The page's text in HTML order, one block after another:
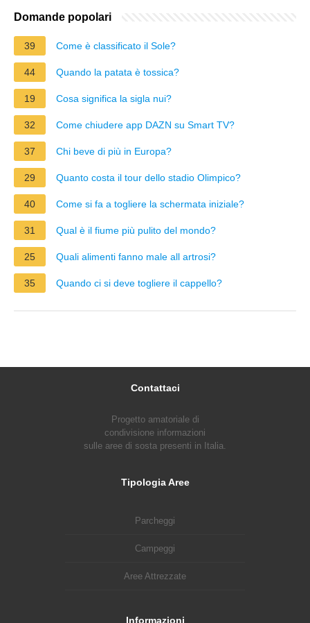
Domande popolari
39 Come è classificato il Sole?
44 Quando la patata è tossica?
19 Cosa significa la sigla nui?
32 Come chiudere app DAZN su Smart TV?
37 Chi beve di più in Europa?
29 Quanto costa il tour dello stadio Olimpico?
40 Come si fa a togliere la schermata iniziale?
31 Qual è il fiume più pulito del mondo?
25 Quali alimenti fanno male all artrosi?
35 Quando ci si deve togliere il cappello?
Contattaci
Progetto amatoriale di
condivisione informazioni
sulle aree di sosta presenti in Italia.
Tipologia Aree
Parcheggi
Campeggi
Aree Attrezzate
Informazioni